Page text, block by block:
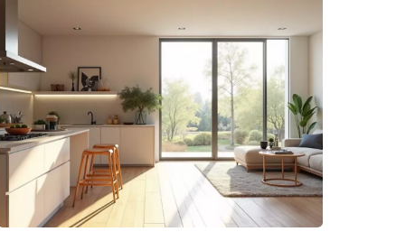
Esta carga emocional afecta su bienestar
afectan tanto la mente como las decisiones
lógicas durante años, dejando propiedades
parte del proceso de duelo por la pérdida de
con alguien que pueda ayudarte a